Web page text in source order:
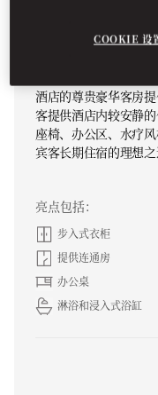
酒店的尊贵豪华客房
客提供酒店内较安静
座椅、办公区、水疗
宾客长期住宿的理想之
亮点包括：
步入式衣柜
提供连通房
办公桌
淋浴和浸入式浴缸
COOKIE 设